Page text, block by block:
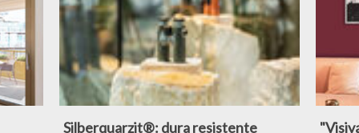
Silberquarzit®: dura resistente